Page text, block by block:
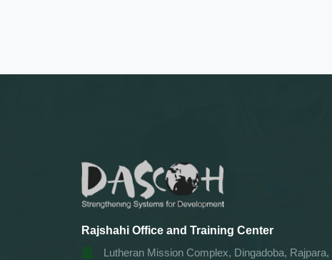
Rajshahi Office and Training Center
Lutheran Mission Complex, Dingadoba, Rajpara,